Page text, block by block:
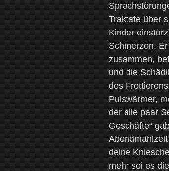
Traktate über
Kinder
Schmerzen.
zusammen,
und die
des
Pulswärmer,
der alle paar
Geschäfte“
deine
mehr sei es